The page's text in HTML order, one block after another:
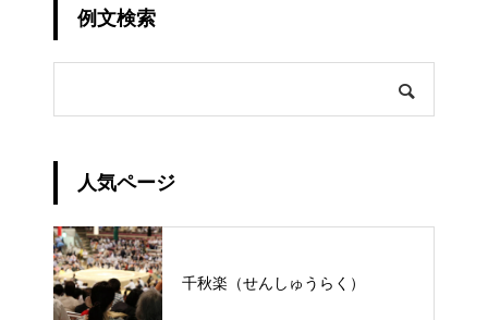
例文検索
人気ページ
千秋楽（せんしゅうらく）